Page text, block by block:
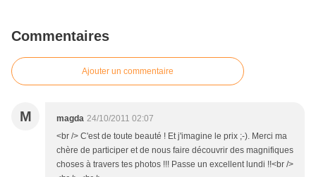
Commentaires
Ajouter un commentaire
M magda 24/10/2011 02:07
<br /> C'est de toute beauté ! Et j'imagine le prix ;-). Merci ma
chère de participer et de nous faire découvrir des magnifiques
choses à travers tes photos !!! Passe un excellent lundi !!<br />